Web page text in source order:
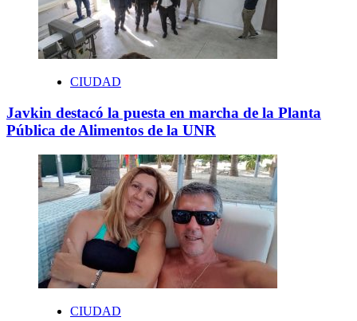
CIUDAD
Javkin destacó la puesta en marcha de la Planta
Pública de Alimentos de la UNR
CIUDAD